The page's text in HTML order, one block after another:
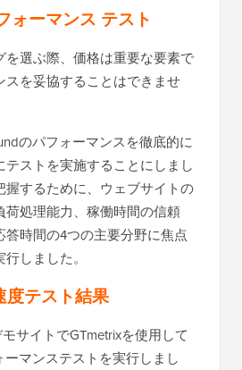
ォーマンス テスト
を選ぶ際、価格は重要な要素で
スを妥協することはできませ
のパフォーマンスを徹底的に
テストを実施することにしまし
握するために、ウェブサイトの
荷処理能力、稼働時間の信頼
時間の4つの主要分野に焦点
しました。
テスト結果
サイトでGTmetrixを使用して
マンステストを実行しまし